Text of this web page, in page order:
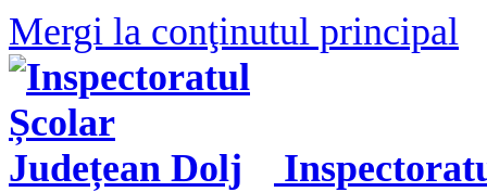
Mergi la conţinutul principal